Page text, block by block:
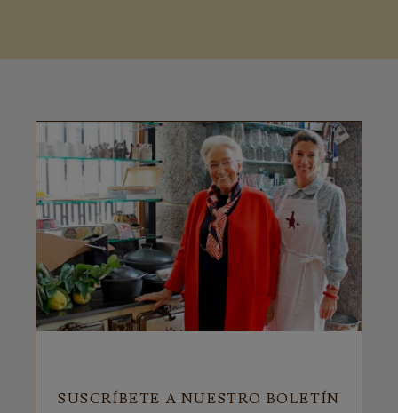
SUSCRÍBETE A NUESTRO BOLETÍN